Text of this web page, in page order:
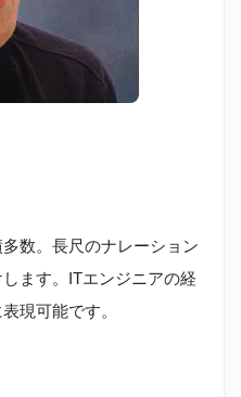
数。長尺のナレーション
ます。ITエンジニアの経
現可能です。